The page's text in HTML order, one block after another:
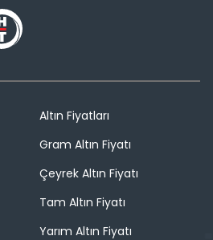
Altın Fiyatları
Gram Altın Fiyatı
Çeyrek Altın Fiyatı
Tam Altın Fiyatı
Yarım Altın Fiyatı